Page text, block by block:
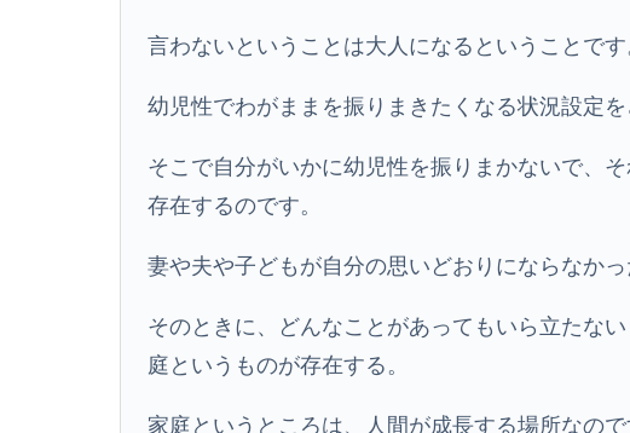
言わないということは大人になるということです
幼児性でわがままを振りまきたくなる状況設定を
そこで自分がいかに幼児性を振りまかないで、
存在するのです。
妻や夫や子どもが自分の思いどおりにならなか
そのときに、どんなことがあってもいら立たな
庭というものが存在する。
家庭というところは、人間が成長する場所なので